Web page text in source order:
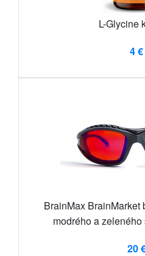
L-Glycine
4 €
BrainMax
modrého a
20